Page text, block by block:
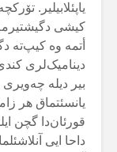
یاپئلابیلیر.
کیشی
أتمە وە کیپ‌تە
دینامیک‌لری
بیر دیلە چەویری
یانسئتماق هر
قورئان‌دا گچن
داحا ایی